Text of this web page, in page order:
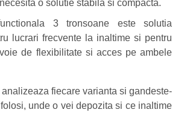
o solutie stabila si compacta.
3 tronsoane este solutia
lucrari frecvente la inaltime si pentru
de flexibilitate si acces pe ambele
fiecare varianta si gandeste-
unde o vei depozita si ce inaltime